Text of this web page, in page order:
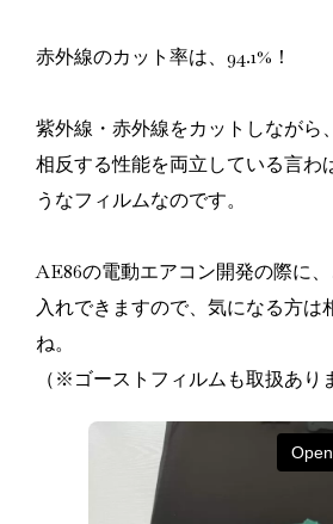
赤外線のカット率は、94.1%！
紫外線・赤外線をカットしながら
相反する性能を両立している言わ
うなフィルムなのです。
AE86の電動エアコン開発の際に
入れできますので、気になる方は
ね。
（※ゴーストフィルムも取扱あり